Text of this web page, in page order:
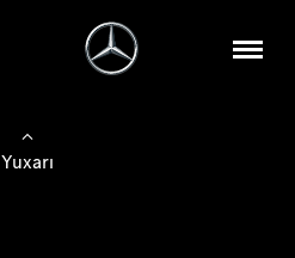
Yuxarı